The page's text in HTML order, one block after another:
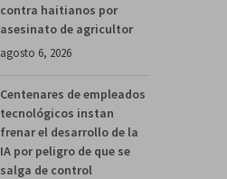
contra haitianos por
asesinato de agricultor
agosto 6, 2026
Centenares de empleados
tecnológicos instan
frenar el desarrollo de la
IA por peligro de que se
salga de control